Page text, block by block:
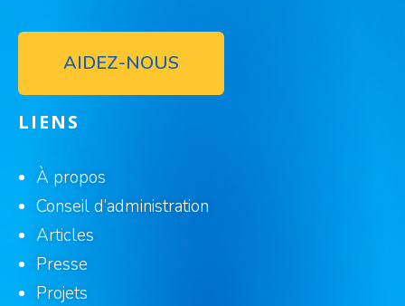
AIDEZ-NOUS
LIENS
À propos
Conseil d’administration
Articles
Presse
Projets